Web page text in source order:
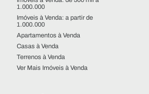
1.000.000
Imóveis à Venda: a partir de
1.000.000
Apartamentos à Venda
Casas à Venda
Terrenos à Venda
Ver Mais Imóveis à Venda